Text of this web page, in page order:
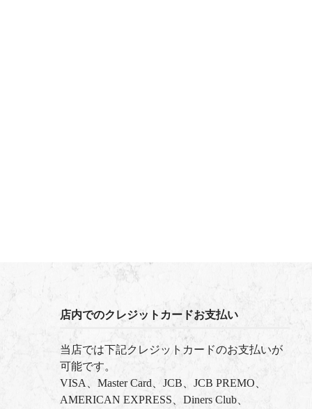
店内でのクレジットカードお支払い
当店では下記クレジットカードのお支払いが
可能です。
VISA、Master Card、JCB、JCB PREMO、
AMERICAN EXPRESS、Diners Club、